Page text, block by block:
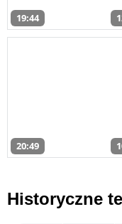
19:44
20:49
Historyczne